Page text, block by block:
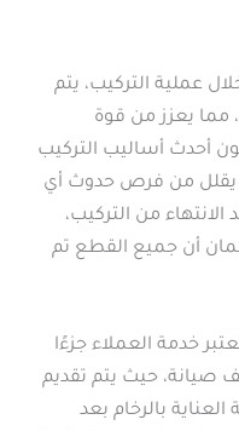
عملية التركيب، يتم
مما يعزز من قوة
أحدث أساليب التركيب
يقلل من فرص حدوث أي
من التركيب،
أن جميع القطع تم
خدمة العملاء جزءًا
صيانة، حيث يتم تقديم
بالرخام بعد